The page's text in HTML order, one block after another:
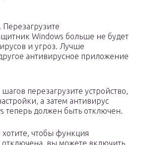
Windows больше не будет
и угроз. Лучше
антивирусное приложение
перезагрузите устройство,
а затем антивирус
теперь должен быть отключен.
чтобы функция
отключена, вы можете включить